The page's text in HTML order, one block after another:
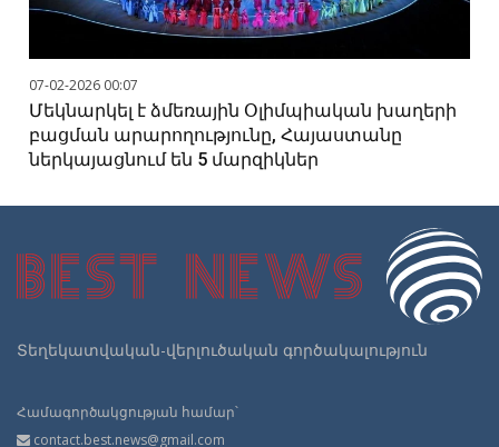
07-02-2026 00:07
Մեկնարկել է ձմեռային Օլիմպիական խաղերի
բացման արարողությունը, Հայաստանը
ներկայացնում են 5 մարզիկներ
Տեղեկատվական-վերլուծական գործակալություն
Համագործակցության համար՝
contact.best.news@gmail.com